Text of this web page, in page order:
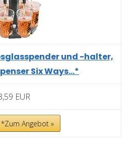
und -halter,
Six Ways...*
EUR
*Zum Angebot »